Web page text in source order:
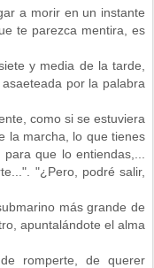
a morir en un instante
te parezca mentira, es
y media de la tarde,
por la palabra
como si se estuviera
la marcha, lo que tienes
que lo entiendas,...
"¿Pero, podré salir,
más grande de
apuntalándote el alma
romperte, de querer